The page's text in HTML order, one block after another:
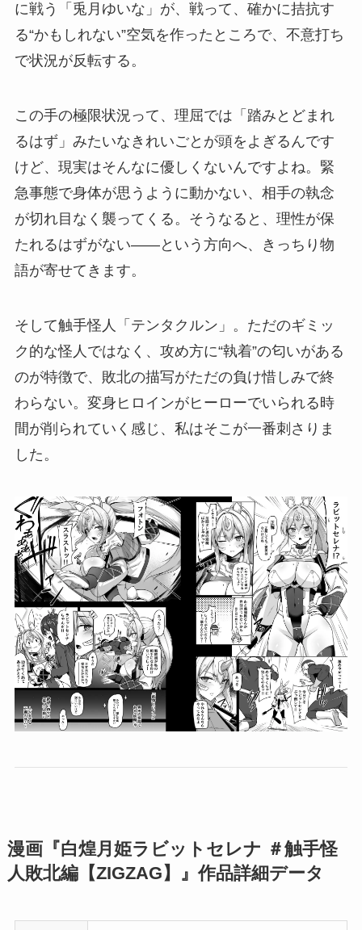
に戦う「兎月ゆいな」が、戦って、確かに拮抗す
る“かもしれない”空気を作ったところで、不意打ち
で状況が反転する。
この手の極限状況って、理屈では「踏みとどまれ
るはず」みたいなきれいごとが頭をよぎるんです
けど、現実はそんなに優しくないんですよね。緊
急事態で身体が思うように動かない、相手の執念
が切れ目なく襲ってくる。そうなると、理性が保
たれるはずがない——という方向へ、きっちり物
語が寄せてきます。
そして触手怪人「テンタクルン」。ただのギミッ
ク的な怪人ではなく、攻め方に“執着”の匂いがある
のが特徴で、敗北の描写がただの負け惜しみで終
わらない。変身ヒロインがヒーローでいられる時
間が削られていく感じ、私はそこが一番刺さりま
した。
漫画『白煌月姫ラビットセレナ ＃触手怪
人敗北編【ZIGZAG】』作品詳細データ